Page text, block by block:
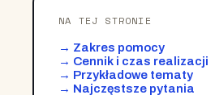
NA TEJ STRONIE
→ Zakres pomocy
→ Cennik i czas realizacji
→ Przykładowe tematy
→ Najczęstsze pytania